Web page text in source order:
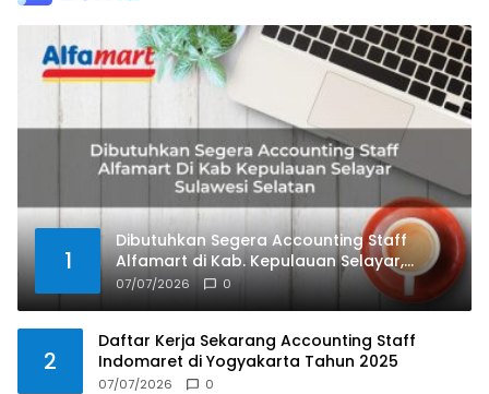
1
Dibutuhkan Segera Accounting Staff
Alfamart di Kab. Kepulauan Selayar,
Sulawesi Selatan Tahun 2025
07/07/2026 0
2
Daftar Kerja Sekarang Accounting Staff
Indomaret di Yogyakarta Tahun 2025
07/07/2026 0